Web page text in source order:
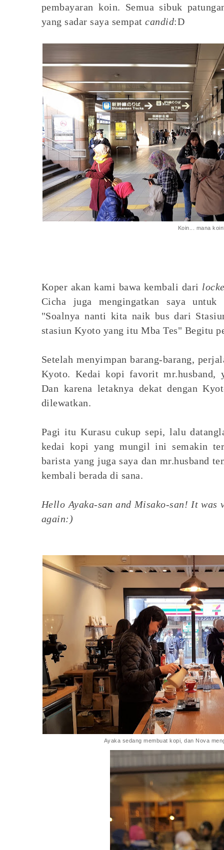
pembayaran koin. Semua sibuk
yang sadar saya sempatcandid:D
Koin... mana
Koper akan kami bawa kembali dari
Cicha juga mengingatkan saya
"Soalnya nanti kita naik bus dari
stasiun Kyoto yang itu Mba Tes" Begitu
Setelah menyimpan barang-barang,
Kyoto. Kedai kopi favorit mr.husband,
Dan karena letaknya dekat dengan
dilewatkan.
Pagi itu Kurasu cukup sepi, lalu
kedai kopi yang mungil ini semakin
barista yang juga saya dan mr.husband
kembali berada di sana.
Hello Ayaka-san and Misako-san! It was
again:)
Ayaka sedang membuat kopi, dan Nova